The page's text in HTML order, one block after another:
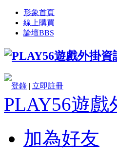
形象首頁
線上購買
論壇BBS
登錄 | 立即註冊
PLAY56遊戲
加為好友